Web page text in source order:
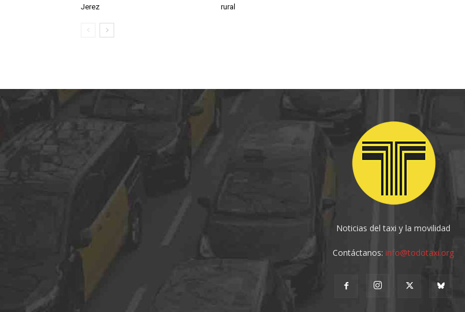
Jerez
rural
Noticias del taxi y la movilidad
Contáctanos:info@todotaxi.org